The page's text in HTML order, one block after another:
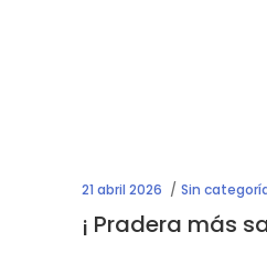
21 abril 2026 Sin
¡ Pradera más